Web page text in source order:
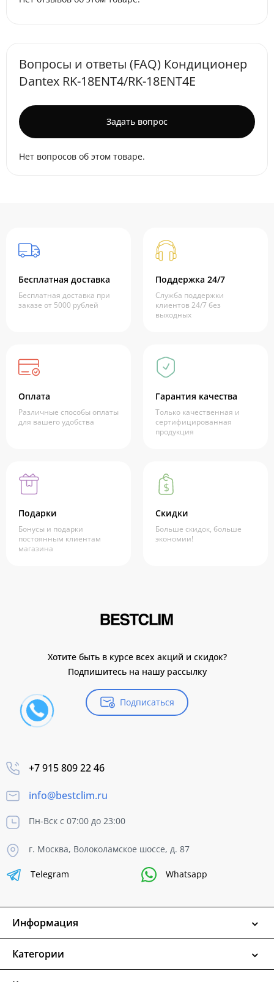
Вопросы и ответы (FAQ) Кондиционер
Dantex RK-18ENT4/RK-18ENT4E
Задать вопрос
Нет вопросов об этом товаре.
Бесплатная доставка
Бесплатная доставка при
заказе от 5000 рублей
Поддержка 24/7
Служба поддержки
клиентов 24/7 без
выходных
Оплата
Различные способы оплаты
для вашего удобства
Гарантия качества
Только качественная и
сертифицированная
продукция
Подарки
Бонусы и подарки
постоянным клиентам
магазина
Скидки
Больше скидок, больше
экономии!
Хотите быть в курсе всех акций и скидок?
Подпишитесь на нашу рассылку
Подписаться
+7 915 809 22 46
info@bestclim.ru
Пн-Вск с 07:00 до 23:00
г. Москва, Волоколамское шоссе, д. 87
Telegram Whatsapp
Информация
Категории